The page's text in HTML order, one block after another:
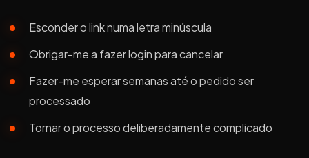
Esconder o link numa letra minúscula
Obrigar-me a fazer login para cancelar
Fazer-me esperar semanas até o pedido ser
processado
Tornar o processo deliberadamente complicado